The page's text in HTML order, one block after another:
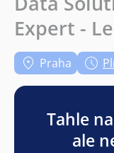
Expert -
Praha
Tahle
ale